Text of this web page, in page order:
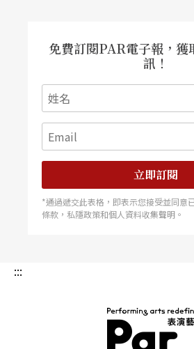
免費訂閱PAR電子報，獲
訊！
立即訂閱
*通過遞交此表格，即表示您接受並同意
條款，私隱政策和個人資料收集聲明。
:::